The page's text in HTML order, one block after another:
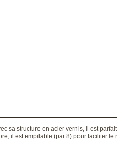
sa structure en acier vernis, il est
il est empilable (par 8) pour faciliter